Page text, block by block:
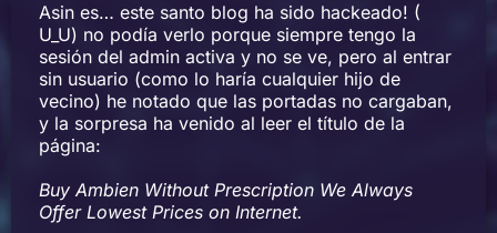
Asin es… este santo blog ha sido hackeado! (
U_U) no podía verlo porque siempre tengo la
sesión del admin activa y no se ve, pero al entrar
sin usuario (como lo haría cualquier hijo de
vecino) he notado que las portadas no cargaban,
y la sorpresa ha venido al leer el título de la
página:
Buy Ambien Without Prescription We Always
Offer Lowest Prices on Internet.